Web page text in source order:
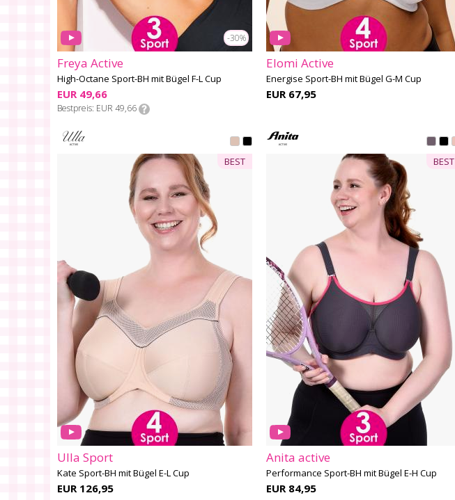
-30%
Freya Active
High-Octane Sport-BH mit Bügel F-L Cup
EUR 49,66
Bestpreis EUR 49,66
Elomi Active
Energise Sport-BH mit Bügel G-M Cup
EUR 67,95
BEST
Ulla Sport
Kate Sport-BH mit Bügel E-L Cup
EUR 126,95
BEST
Anita active
Performance Sport-BH mit Bügel E-H Cup
EUR 84,95